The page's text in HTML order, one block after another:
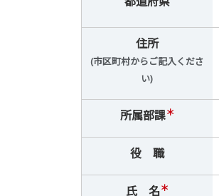
住所
(市区町村からご記入くださ
い)
所属部課＊
役 職
氏 名＊